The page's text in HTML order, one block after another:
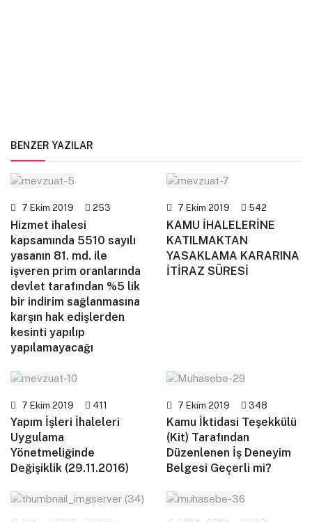
BENZER YAZILAR
7 Ekim 2019 253
Hizmet ihalesi
kapsamında 5510 sayılı
yasanın 81. md. ile
işveren prim oranlarında
devlet tarafından %5 lik
bir indirim sağlanmasına
karşın hak edişlerden
kesinti yapılıp
yapılamayacağı
7 Ekim 2019 542
KAMU İHALELERİNE
KATILMAKTAN
YASAKLAMA KARARINA
İTİRAZ SÜRESİ
7 Ekim 2019 411
Yapım İşleri İhaleleri
Uygulama
Yönetmeliğinde
Değişiklik (29.11.2016)
7 Ekim 2019 348
Kamu İktidasi Teşekkülü
(Kit) Tarafından
Düzenlenen İş Deneyim
Belgesi Geçerli mi?